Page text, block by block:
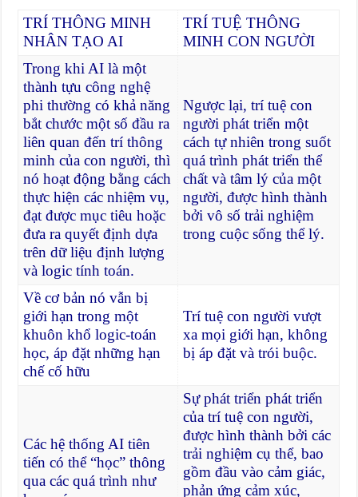
TRÍ THÔNG MINH
NHÂN TẠO AI
TRÍ TUỆ THÔNG
MINH CON NGƯỜI
Trong khi AI là một
thành tựu công nghệ
phi thường có khả năng
bắt chước một số đầu ra
liên quan đến trí thông
minh của con người, thì
nó hoạt động bằng cách
thực hiện các nhiệm vụ,
đạt được mục tiêu hoặc
đưa ra quyết định dựa
trên dữ liệu định lượng
và logic tính toán.
Ngược lại, trí tuệ con
người phát triển một
cách tự nhiên trong suốt
quá trình phát triển thể
chất và tâm lý của một
người, được hình thành
bởi vô số trải nghiệm
trong cuộc sống thể lý.
Về cơ bản nó vẫn bị
giới hạn trong một
khuôn khổ logic-toán
học, áp đặt những hạn
chế cố hữu
Trí tuệ con người vượt
xa mọi giới hạn, không
bị áp đặt và trói buộc.
Các hệ thống AI tiên
tiến có thể “học” thông
qua các quá trình như
Sự phát triển phát triển
của trí tuệ con người,
được hình thành bởi các
trải nghiệm cụ thể, bao
gồm đầu vào cảm giác,
phản ứng cảm xúc,